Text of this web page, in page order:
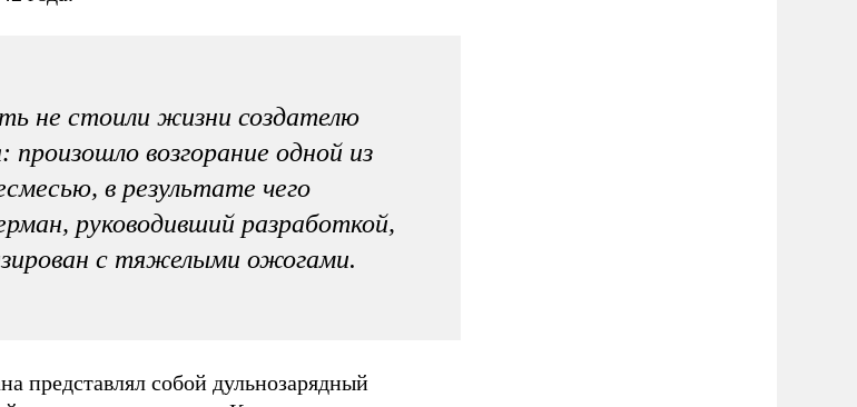
не стоили жизни создателю
произошло возгорание одной из
в результате чего
руководивший разработкой,
с тяжелыми ожогами.
представлял собой дульнозарядный